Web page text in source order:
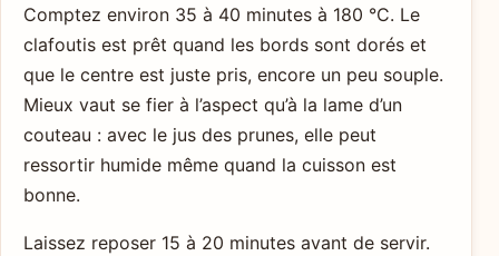
Comptez environ 35 à 40 minutes à 180 °C. Le
clafoutis est prêt quand les bords sont dorés et
que le centre est juste pris, encore un peu souple.
Mieux vaut se fier à l’aspect qu’à la lame d’un
couteau : avec le jus des prunes, elle peut
ressortir humide même quand la cuisson est
bonne.
Laissez reposer 15 à 20 minutes avant de servir.